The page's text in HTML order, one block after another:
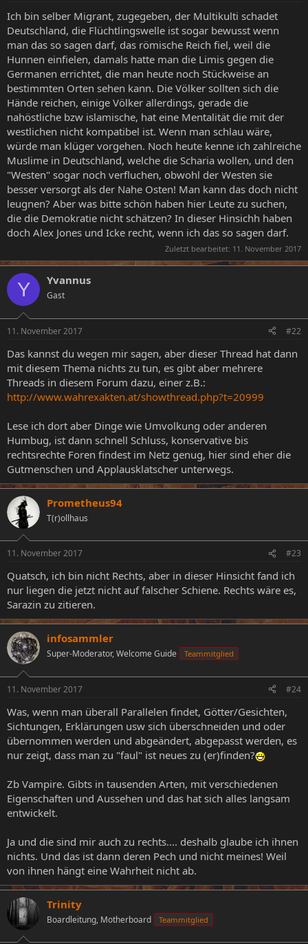
e
Ich bin selber Migrant, zugegeben, der Multikulti schadet
Deutschland, die Flüchtlingswelle ist sogar bewusst wenn
man das so sagen darf, das römische Reich fiel, weil die
Hunnen einfielen, damals hatte man die Limis gegen die
Germanen errichtet, die man heute noch Stückweise an
bestimmten Orten sehen kann. Die Völker sollten sich die
Hände reichen, einige Völker allerdings, gerade die
nahöstliche bzw islamische, hat eine Mentalität die mit der
westlichen nicht kompatibel ist. Wenn man schlau wäre,
würde man klüger vorgehen. Noch heute kenne ich zahlreiche
Muslime in Deutschland, welche die Scharia wollen, und den
"Westen" sogar noch verfluchen, obwohl der Westen sie
besser versorgt als der Nahe Osten! Man kann das doch nicht
leugnen? Aber was bitte schön haben hier Leute zu suchen,
die die Demokratie nicht schätzen? In dieser Hinsichh haben
doch Alex Jones und Icke recht, wenn ich das so sagen darf.
Zuletzt bearbeitet: 11. November 2017
Y Yvannus
Gast
11. November 2017 #22
Das kannst du wegen mir sagen, aber dieser Thread hat dann
mit diesem Thema nichts zu tun, es gibt aber mehrere
Threads in diesem Forum dazu, einer z.B.:
http://www.wahrexakten.at/showthread.php?t=20999
Lese ich dort aber Dinge wie Umvolkung oder anderen
Humbug, ist dann schnell Schluss, konservative bis
rechtsrechte Foren findest im Netz genug, hier sind eher die
Gutmenschen und Applausklatscher unterwegs.
Prometheus94
T(r)ollhaus
11. November 2017 #23
Quatsch, ich bin nicht Rechts, aber in dieser Hinsicht fand ich
nur liegen die jetzt nicht auf falscher Schiene. Rechts wäre es,
Sarazin zu zitieren.
infosammler
Super-Moderator, Welcome Guide Teammitglied
11. November 2017 #24
Was, wenn man überall Parallelen findet, Götter/Gesichten,
Sichtungen, Erklärungen usw sich überschneiden und oder
übernommen werden und abgeändert, abgepasst werden, es
nur zeigt, dass man zu "faul" ist neues zu (er)finden?
Zb Vampire. Gibts in tausenden Arten, mit verschiedenen
Eigenschaften und Aussehen und das hat sich alles langsam
entwickelt.
Ja und die sind mir auch zu rechts.... deshalb glaube ich ihnen
nichts. Und das ist dann deren Pech und nicht meines! Weil
von ihnen hängt eine Wahrheit nicht ab.
Trinity
Boardleitung, Motherboard Teammitglied